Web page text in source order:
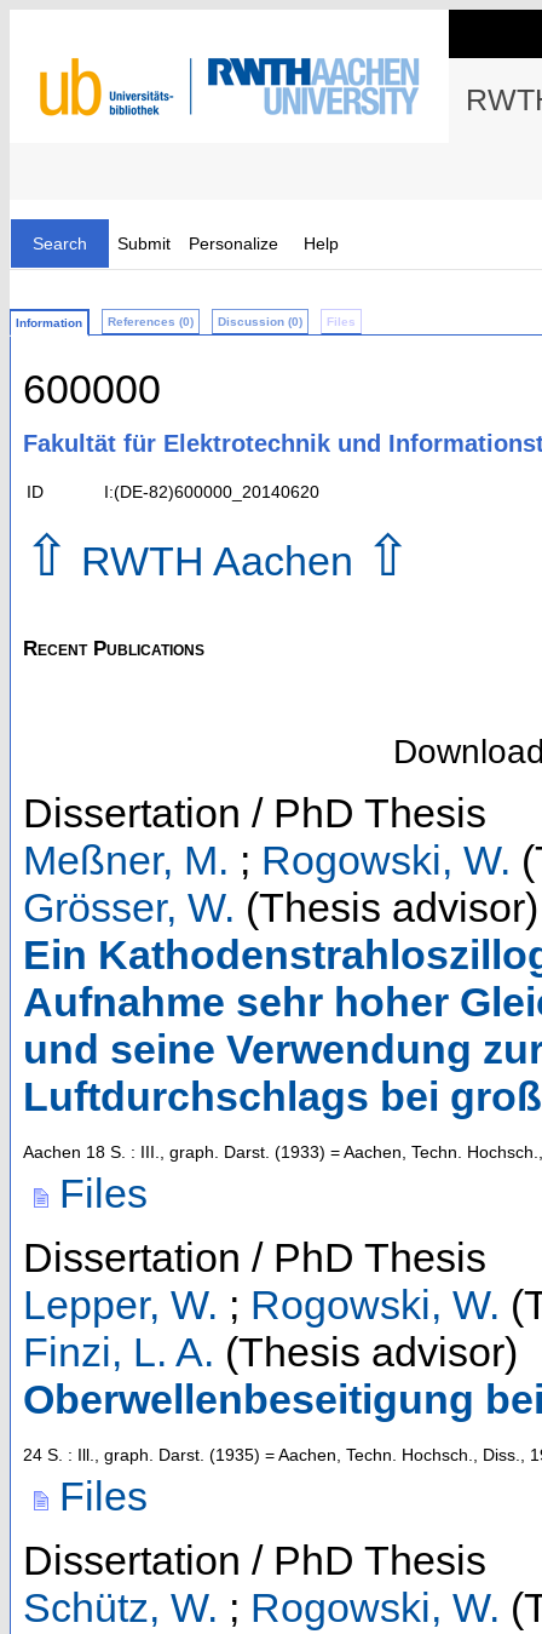
Search Submit Personalize Help
Information References (0) Discussion (0) Files
600000
Fakultät für Elektrotechnik und
ID I:(DE-82)600000_20140620
⇧ RWTH Aachen ⇧
Recent Publications
Dissertation / PhD Thesis
Meßner, M. ; Rogowski, W.
Grösser, W. (Thesis advisor)
Ein
Aufnahme sehr hoher
und seine Verwendung
Luftdurchschlags bei
Aachen 18 S. : III., graph. Darst. (1933) = Aachen, Techn.
Files
Dissertation / PhD Thesis
Lepper, W. ; Rogowski, W.
Finzi, L. A. (Thesis advisor)
Oberwellenbeseitigung
24 S. : Ill., graph. Darst. (1935) = Aachen, Techn. Hochsch., Diss.,
Files
Dissertation / PhD Thesis
Schütz, W. ; Rogowski, W.